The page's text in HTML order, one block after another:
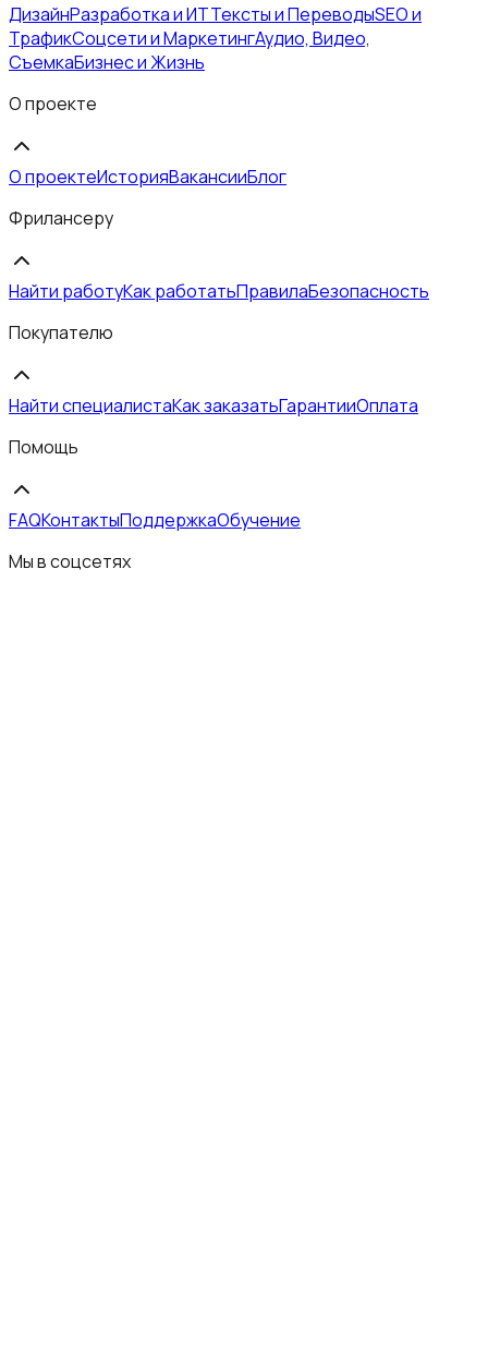
ДизайнРазработка и ИТТексты и ПереводыSEO и
ТрафикСоцсети и МаркетингАудио, Видео,
СъемкаБизнес и Жизнь
О проекте
О проектеИсторияВакансииБлог
Фрилансеру
Найти работуКак работатьПравилаБезопасность
Покупателю
Найти специалистаКак заказатьГарантииОплата
Помощь
FAQКонтактыПоддержкаОбучение
Мы в соцсетях